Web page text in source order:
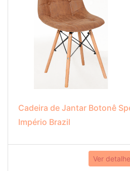
Cadeira de Jantar Botonê
Império Brazil
Ver